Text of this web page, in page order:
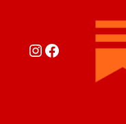
Instagram Facebook